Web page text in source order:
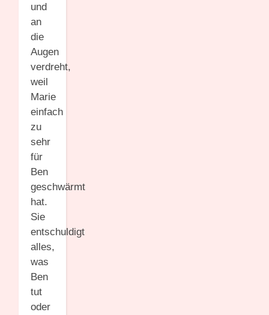
und
an
die
Augen
verdreht,
weil
Marie
einfach
zu
sehr
für
Ben
geschwärmt
hat.
Sie
entschuldigt
alles,
was
Ben
tut
oder